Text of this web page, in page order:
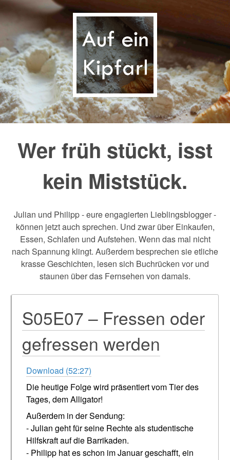
Wer früh stückt, isst
kein Miststück.
Julian und Philipp - eure engagierten Lieblingsblogger -
können jetzt auch sprechen. Und zwar über Einkaufen,
Essen, Schlafen und Aufstehen. Wenn das mal nicht
nach Spannung klingt. Außerdem besprechen sie etliche
krasse Geschichten, lesen sich Buchrücken vor und
staunen über das Fernsehen von damals.
S05E07 – Fressen oder
gefressen werden
Download (52:27)
Die heutige Folge wird präsentiert vom Tier des
Tages, dem Alligator!
Außerdem in der Sendung:
- Julian geht für seine Rechte als studentische
Hilfskraft auf die Barrikaden.
- Philipp hat es schon im Januar geschafft, ein